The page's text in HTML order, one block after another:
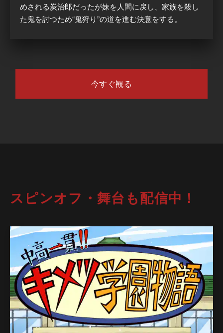
めされる炭治郎だったが妹を人間に戻し、家族を殺し
た鬼を討つため“鬼狩り”の道を進む決意をする。
今すぐ観る
スピンオフ・舞台も配信中！